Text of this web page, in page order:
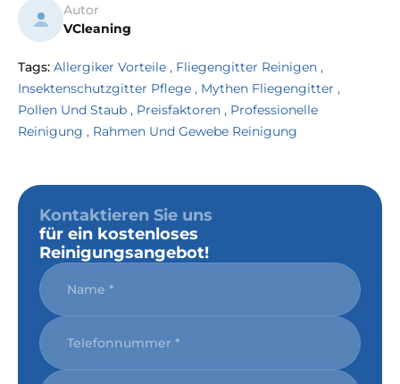
Autor
VCleaning
Tags: Allergiker Vorteile , Fliegengitter Reinigen ,
Insektenschutzgitter Pflege , Mythen Fliegengitter ,
Pollen Und Staub , Preisfaktoren , Professionelle
Reinigung , Rahmen Und Gewebe Reinigung
Kontaktieren Sie uns
für ein kostenloses
Reinigungsangebot!